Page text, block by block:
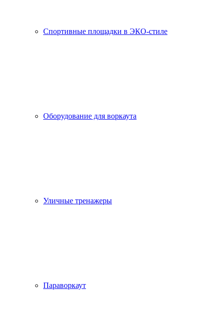
Спортивные площадки в ЭКО-стиле
Оборудование для воркаута
Уличные тренажеры
Параворкаут